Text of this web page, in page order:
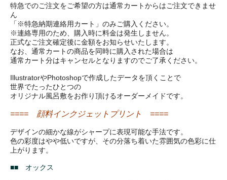
特急でのご注文をご希望の方は通常カートからはご注文できませ
ん
「※特急納期連絡用カート」のみご購入ください。
※連絡専用のため、購入時に料金は発生しません。
正式なご注文確定後に金額をお知らせいたします。
なお、通常カートの商品を同時に購入された場合は
通常カート分はキャンセルとなりますのでご了承ください。
IllustratorやPhotoshopで作成したデータを頂くことで
世界でたったひとつの
オリジナル風呂敷をお作り頂けるオーダーメイドです。
==== 顔料インクジェットプリント ====
デザインの細かな線がシャープに表現可能な手法です。
色の彩度はやや低いですが、その分落ち着いた雰囲気の色彩に仕
上がります。
■■ オックス